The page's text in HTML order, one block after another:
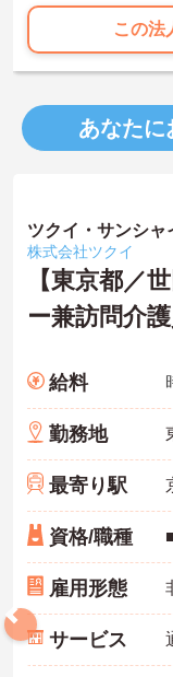
たしますのでお気軽
この法
あなたに
ツクイ・サンシャ
株式会社ツクイ
【東京都／
ー兼訪問介
給料
勤務地
最寄り駅
資格/職種
雇用形態
サービス